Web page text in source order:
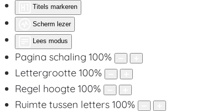
Titels markeren
Scherm lezer
Lees modus
Pagina schaling 100%
Lettergrootte 100%
Regel hoogte 100%
Ruimte tussen letters 100%